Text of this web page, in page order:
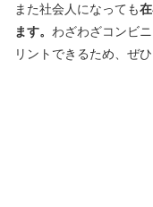
また社会人になっても
ます。 わざわざコンビ
リントできるため、ぜ